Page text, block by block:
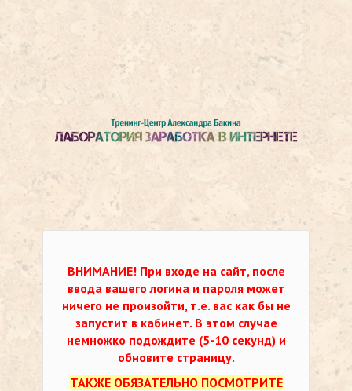
ВНИМАНИЕ! При входе на сайт, после
ввода вашего логина и пароля может
ничего не произойти, т.е. вас как бы не
запустит в кабинет. В этом случае
немножко подождите (5-10 секунд) и
обновите страницу.
ТАКЖЕ ОБЯЗАТЕЛЬНО ПОСМОТРИТЕ